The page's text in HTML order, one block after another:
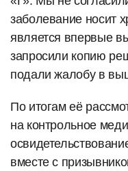
заболевание носит
является впервые
запросили копию
подали жалобу в
По итогам её
на контрольное
вместе с